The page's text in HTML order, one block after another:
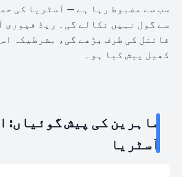
سب سے مضبوط رہا ہے — آسٹریا کی
سے گول نہیں نکالے گی۔ ریڈ فیوری
فائنل کی طرف بڑھے گی، بشرطیکہ
کھیل پیش کیا ہو۔
ماہرین کی پیش گوئیاں:
آسٹریا